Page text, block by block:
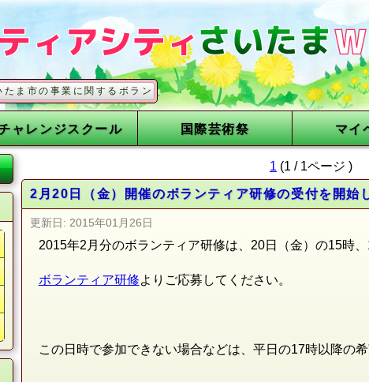
業に関するボランティアを募集しています
ャレンジスクール 国際芸術祭 マイ
1 (1 / 1ページ )
2月20日（金）開催のボランティア研修の受付を開始
更新日: 2015年01月26日
2015年2月分のボランティア研修は、20日（金）の15時、
ボランティア研修よりご応募してください。
この日時で参加できない場合などは、平日の17時以降の